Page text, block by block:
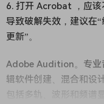
6. 打开 Acrobat ，应该
导致破解失效，建议在
更新”。
Adobe Audition。专业
辑软件创建、混合和设
包括多轨、波形和频谱